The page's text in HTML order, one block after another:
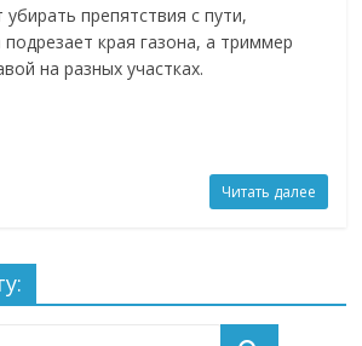
препятствия с пути,
подрезает края газона, а триммер
на разных участках.
Читать далее